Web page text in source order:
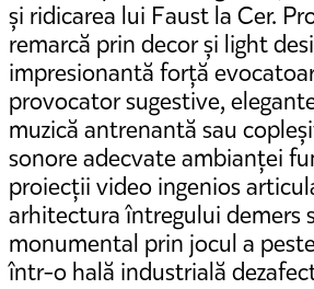
și ridicarea lui Faust la Cer.
remarcă prin decor și light
impresionantă forță
provocator sugestive,
muzică antrenantă sau
sonore adecvate ambianței
proiecții video ingenios
arhitectura întregului demers
monumental prin jocul a
într-o hală industrială